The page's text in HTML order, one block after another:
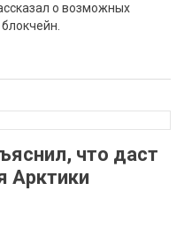
о возможных
что даст
Арктики